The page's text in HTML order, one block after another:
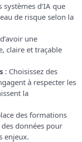
systèmes d’IA que
de risque selon la
une
claire et traçable
: Choisissez des
à respecter les
la
des formations
données pour
enjeux.